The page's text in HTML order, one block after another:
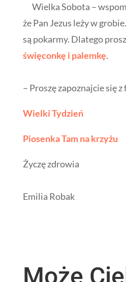
Wielka Sobota –
że Pan Jezus leży w
są pokarmy. Dlatego
święconkę i palemkę.
– Proszę zapoznajcie się
Wielki Tydzień
Piosenka Tam na krzyżu
Życzę zdrowia
Emilia Robak
Może